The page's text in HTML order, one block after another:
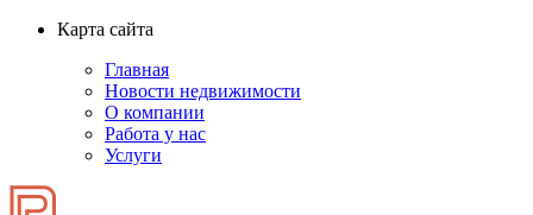
Карта сайта
Главная
Новости недвижимости
О компании
Работа у нас
Услуги